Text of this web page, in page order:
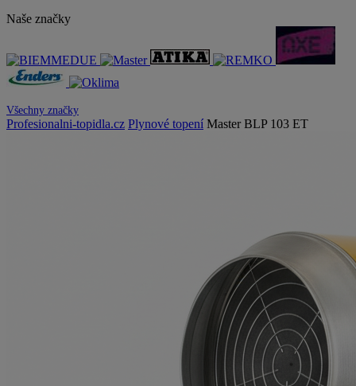
Naše značky
Všechny značky
Profesionalni-topidla.cz Plynové topení Master BLP 103 ET